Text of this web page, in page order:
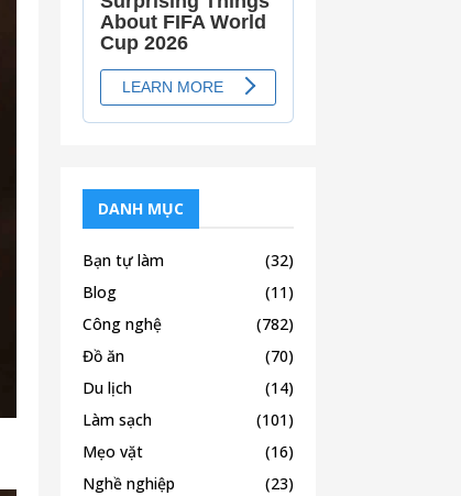
DANH MỤC
Bạn tự làm
(32)
Blog
(11)
Công nghệ
(782)
Đồ ăn
(70)
Du lịch
(14)
Làm sạch
(101)
Mẹo vặt
(16)
Nghề nghiệp
(23)